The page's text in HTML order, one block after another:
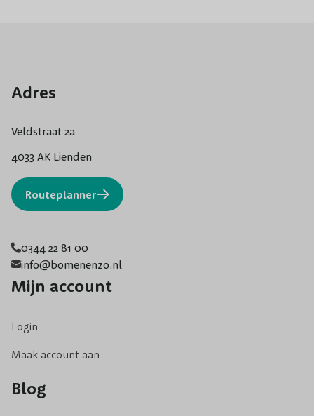
Adres
Veldstraat 2a
4033 AK Lienden
Routeplanner
0344 22 81 00
info@bomenenzo.nl
Mijn account
Login
Maak account aan
Blog